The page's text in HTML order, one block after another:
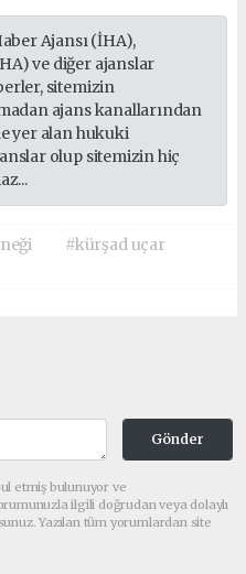
Ajansı (İHA),
ve diğer ajanslar
sitemizin
ajans kanallarından
yer alan hukuki
olup sitemizin hiç
#kürşad uçar
Gönder
etmiş bulunuyor ve
ilgili doğrudan veya dolaylı
Yazılan tüm yorumlardan site